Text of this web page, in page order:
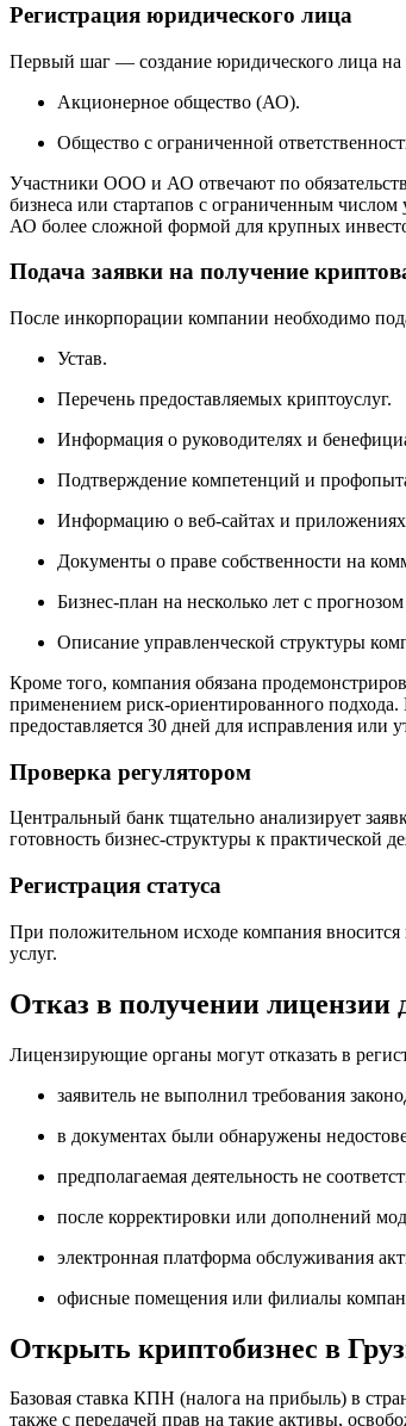
Регистрация юридического лица
Первый шаг — создание юридического лица
Акционерное общество (АО).
Общество с ограниченной
Участники ООО и АО отвечают по
бизнеса или стартапов с ограниченным
АО более сложной формой для крупных
Подача заявки на получение
После инкорпорации компании необходимо
Устав.
Перечень предоставляемых криптоуслуг.
Информация о руководителях и
Подтверждение компетенций и
Информацию о веб-сайтах и
Документы о праве собственности на
Бизнес-план на несколько лет с
Описание управленческой структуры
Кроме того, компания обязана
применением риск-ориентированного
предоставляется 30 дней для исправления или
Проверка регулятором
Центральный банк тщательно анализирует
готовность бизнес-структуры к практической
Регистрация статуса
При положительном исходе компания
услуг.
Отказ в получении лицензии
Лицензирующие органы могут отказать в
заявитель не выполнил требования
в документах были обнаружены
предполагаемая деятельность не
после корректировки или дополнений
электронная платформа обслуживания
офисные помещения или филиалы
Открыть криптобизнес в
Базовая ставка КПН (налога на прибыль) в
также с передачей прав на такие активы,